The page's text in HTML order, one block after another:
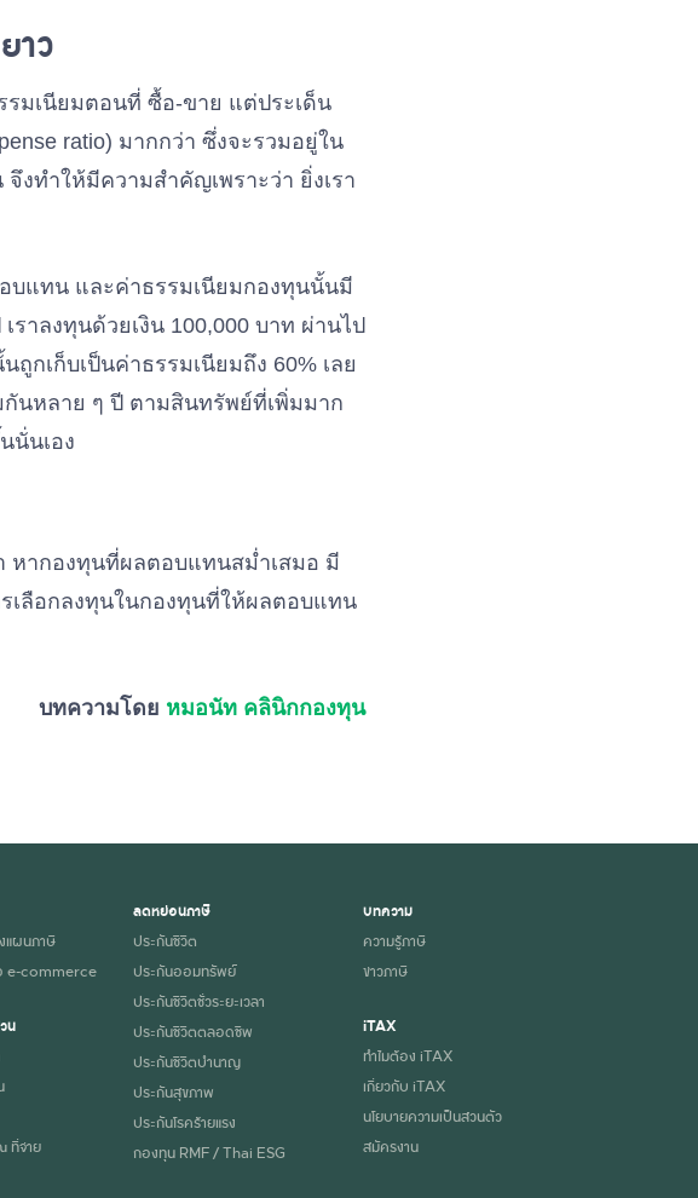
าว
มเนียมตอนที่ ซื้อ-ขาย แต่ประเด็น
ratio) มากกว่า ซึ่งจะรวมอยู่ใน
งทำให้มีความสำคัญเพราะว่า ยิ่งเรา
บแทน และค่าธรรมเนียมกองทุนนั้นมี
าลงทุนด้วยเงิน 100,000 บาท ผ่านไป
กเก็บเป็นค่าธรรมเนียมถึง 60% เลย
นหลาย ๆ ปี ตามสินทรัพย์ที่เพิ่มมาก
นั่นเอง
หากองทุนที่ผลตอบแทนสม่ำเสมอ มี
เลือกลงทุนในกองทุนที่ให้ผลตอบแทน
บทความโดย หมอนัท คลินิกกองทุน
แผนภาษี
e-commerce
น
ที่จ่าย
ลดหย่อนภาษี
ประกันชีวิต
ประกันออมทรัพย์
ประกันชีวิตชั่วระยะเวลา
ประกันชีวิตตลอดชีพ
ประกันชีวิตบำนาญ
ประกันสุขภาพ
ประกันโรคร้ายแรง
กองทุน RMF / Thai ESG
บทความ
ความรู้ภาษี
ข่าวภาษี
iTAX
ทำไมต้อง iTAX
เกี่ยวกับ iTAX
นโยบายความเป็นส่วนตัว
สมัครงาน